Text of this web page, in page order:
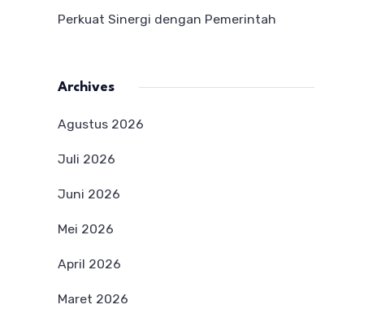
Perkuat Sinergi dengan Pemerintah
Archives
Agustus 2026
Juli 2026
Juni 2026
Mei 2026
April 2026
Maret 2026